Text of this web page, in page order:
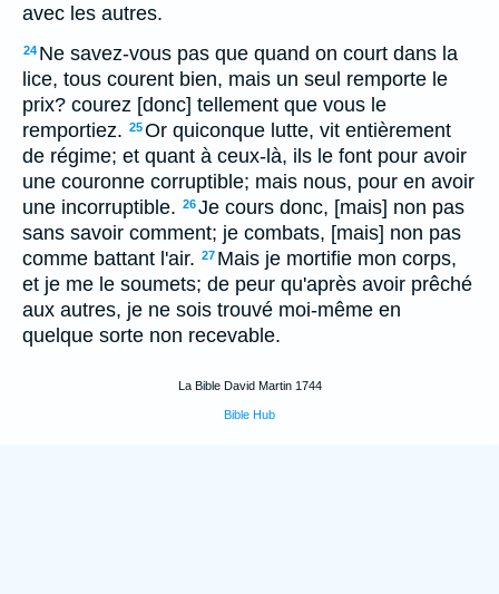
avec les autres.
24 Ne savez-vous pas que quand on court dans la
lice, tous courent bien, mais un seul remporte le
prix? courez [donc] tellement que vous le
remportiez. 25Or quiconque lutte, vit entièrement
de régime; et quant à ceux-là, ils le font pour avoir
une couronne corruptible; mais nous, pour en avoir
une incorruptible. 26Je cours donc, [mais] non pas
sans savoir comment; je combats, [mais] non pas
comme battant l'air. 27 Mais je mortifie mon corps,
et je me le soumets; de peur qu'après avoir prêché
aux autres, je ne sois trouvé moi-même en
quelque sorte non recevable.
La Bible David Martin 1744
Bible Hub